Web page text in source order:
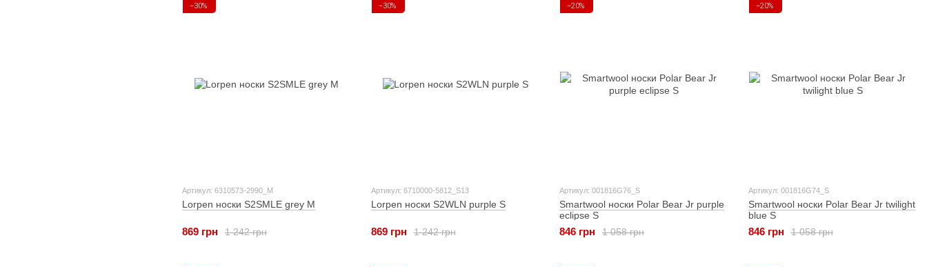
−30%
Артикул: 6310573-2990_M
Lorpen носки S2SMLE grey M
1 242 грн
869 грн
−30%
Артикул: 6710000-5812_S13
Lorpen носки S2WLN purple S
1 242 грн
869 грн
−20%
Артикул: 001816G76_S
Smartwool носки Polar Bear Jr purple
eclipse S
1 058 грн
846 грн
−20%
Артикул: 001816G74_S
Smartwool носки Polar Bear Jr twilight
blue S
1 058 грн
846 грн